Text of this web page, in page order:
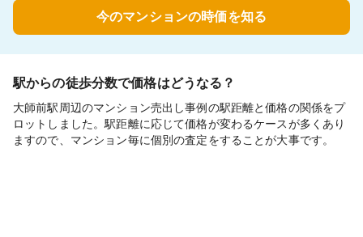
今のマンションの時価を知る
駅からの徒歩分数で価格はどうなる？
大師前駅周辺のマンション売出し事例の駅距離と価格の関係をプ
ロットしました。駅距離に応じて価格が変わるケースが多くあり
ますので、マンション毎に個別の査定をすることが大事です。